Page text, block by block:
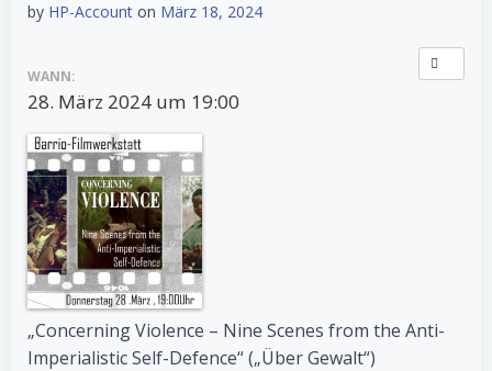
by HP-Account on März 18, 2024
WANN:
28. März 2024 um 19:00
„Concerning Violence – Nine Scenes from the Anti-
Imperialistic Self-Defence“ („Über Gewalt“)